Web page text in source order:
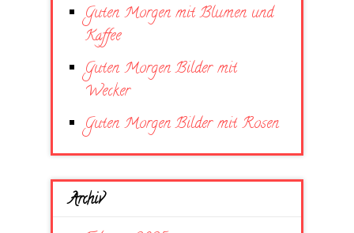
Guten Morgen mit Blumen und
Kaffee
Guten Morgen Bilder mit
Wecker
Guten Morgen Bilder mit Rosen
Archiv